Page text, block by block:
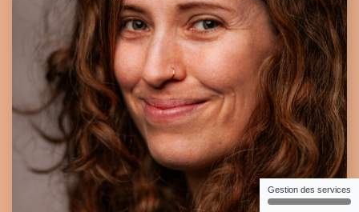
Gestion des services